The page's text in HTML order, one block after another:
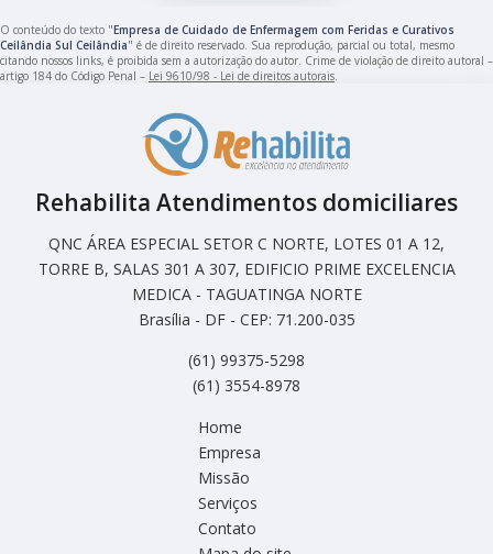
O conteúdo do texto "Empresa de Cuidado de Enfermagem com Feridas e Curativos
Ceilândia Sul Ceilândia" é de direito reservado. Sua reprodução, parcial ou total, mesmo
citando nossos links, é proibida sem a autorização do autor. Crime de violação de direito autoral –
artigo 184 do Código Penal – Lei 9610/98 - Lei de direitos autorais.
Rehabilita Atendimentos domiciliares
QNC ÁREA ESPECIAL SETOR C NORTE, LOTES 01 A 12,
TORRE B, SALAS 301 A 307, EDIFICIO PRIME EXCELENCIA
MEDICA - TAGUATINGA NORTE
Brasília - DF - CEP: 71.200-035
(61) 99375-5298
(61) 3554-8978
Home
Empresa
Missão
Serviços
Contato